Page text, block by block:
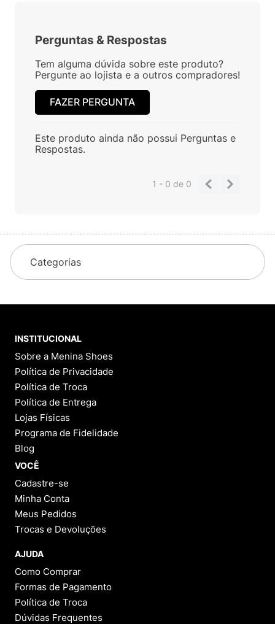
Perguntas & Respostas
Tem alguma dúvida sobre este produto?
Pergunte ao lojista e a outros compradores!
FAZER PERGUNTA
Este produto ainda não possui Perguntas e
Respostas.
1 - 0de 0
Categorias
INSTITUCIONAL
Sobre a Menina Shoes
Política de Privacidade
Política de Troca
Política de Entrega
Lojas Físicas
Programa de Fidelidade
Blog
VOCÊ
Cadastre-se
Minha Conta
Meus Pedidos
Trocas e Devoluções
AJUDA
Como Comprar
Formas de Pagamento
Política de Troca
Dúvidas Frequentes